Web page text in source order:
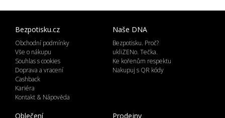
Bezpotisku.cz
Obchodní podmínky
Vše o nákupu
Souhlas s cookies
Doprava a vracení
Cashback
Kariéra
Kontakt & Nápověda
Naše DNA
Bezpotisku. Proč?
ukliZENo. Tečka.
Ke kořenům respektu
Nakupuj s QR kódy
Oblečení Prodejny